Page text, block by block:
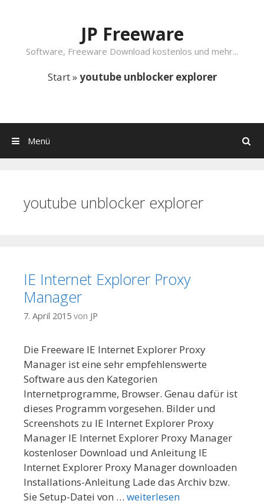
JP Freeware
Software, Freeware Download kostenlos und mehr...
Start»youtube unblocker explorer
Suchen
Menü
youtube unblocker explorer
IE Internet Explorer Proxy
Manager
7. April 2015 von JP
Die Freeware IE Internet Explorer Proxy
Manager ist eine sehr empfehlenswerte
Software aus den Kategorien
Internetprogramme, Browser. Genau dafür ist
dieses Programm vorgesehen. Bilder und
Screenshots zu IE Internet Explorer Proxy
Manager IE Internet Explorer Proxy Manager
kostenloser Download und Anleitung IE
Internet Explorer Proxy Manager downloaden
Installations-Anleitung Lade das Archiv bzw.
Sie Setup-Datei von … weiterlesen